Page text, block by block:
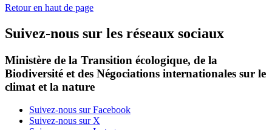
Retour en haut de page
Suivez-nous sur les réseaux sociaux
Ministère de la Transition écologique, de la
Biodiversité et des Négociations internationales sur le
climat et la nature
Suivez-nous sur Facebook
Suivez-nous sur X